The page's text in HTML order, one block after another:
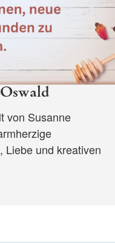
von Susanne
Liebe und kreativen